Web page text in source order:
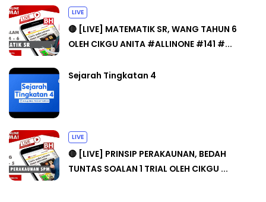
LIVE
🔴 [LIVE] MATEMATIK SR, WANG TAHUN 6
OLEH CIKGU ANITA #ALLINONE #141 #...
Sejarah Tingkatan 4
LIVE
🔴 [LIVE] PRINSIP PERAKAUNAN, BEDAH
TUNTAS SOALAN 1 TRIAL OLEH CIKGU ...